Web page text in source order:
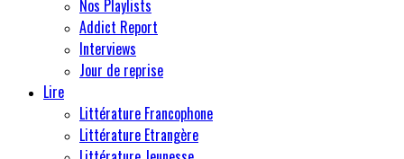
Nos Playlists
Addict Report
Interviews
Jour de reprise
Lire
Littérature Francophone
Littérature Etrangère